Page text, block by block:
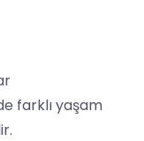
farklı yaşam